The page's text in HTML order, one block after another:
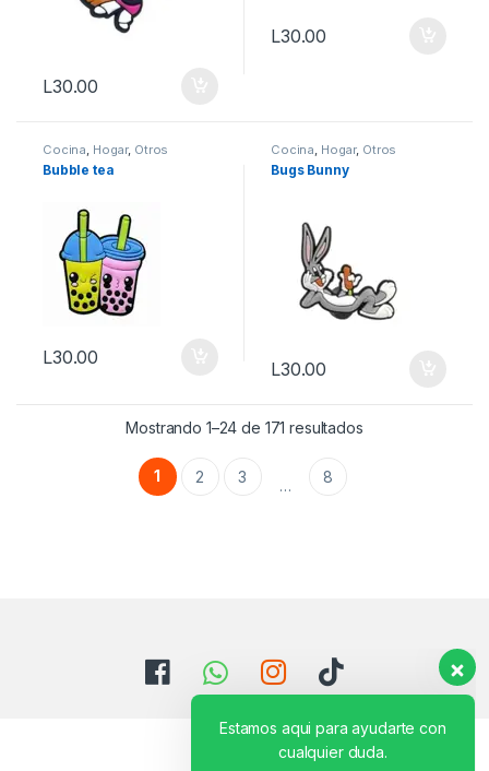
L30.00
L30.00
Cocina, Hogar, Otros
Bubble tea
L30.00
Cocina, Hogar, Otros
Bugs Bunny
L30.00
Mostrando 1–24 de 171 resultados
1 2 3 … 8
Estamos aqui para ayudarte con
cualquier duda.